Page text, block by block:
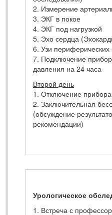
2. Измерение
3. ЭКГ в покое
4. ЭКГ под нагрузкой
5. Эхо сердца
6. Узи периферических
7. Подключение
давления на 24 часа
Второй день
1. Отключение
2. Заключительная
(обсуждение
рекомендации)
Урологическое
1. Встреча с